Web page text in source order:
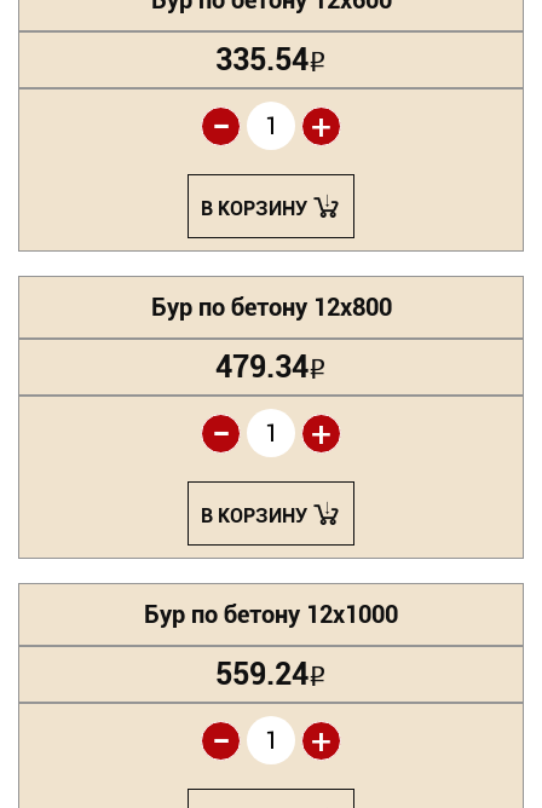
335.54Р
+
-
В КОРЗИНУ
Бур по бетону 12х800
479.34Р
+
-
В КОРЗИНУ
Бур по бетону 12х1000
559.24Р
+
-